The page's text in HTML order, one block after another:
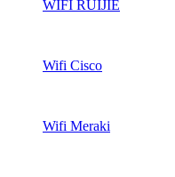
WIFI RUIJIE
Wifi Cisco
Wifi Meraki